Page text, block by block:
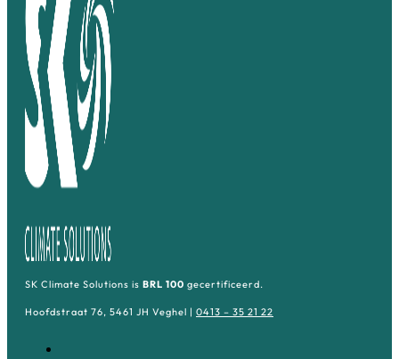
SK Climate Solutions is BRL 100 gecertificeerd.
Hoofdstraat 76, 5461 JH Veghel | 0413 – 35 21 22